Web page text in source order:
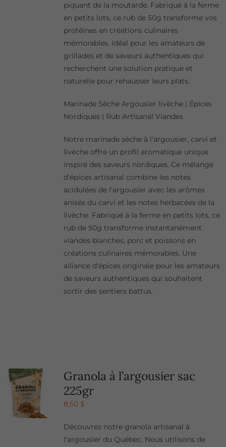
piquant de la moutarde. Fabriqué à la ferme
en petits lots, ce rub de 50g transforme vos
protéines en créations culinaires
mémorables. Idéal pour les amateurs de
grillades et de saveurs authentiques qui
recherchent une solution pratique et
naturelle pour rehausser leurs plats.
Marinade Sèche Argousier livèche | Épices
Nordiques | Rub Artisanal Viandes
Notre marinade sèche à l'argousier, carvi et
livèche offre un profil aromatique unique
inspiré des saveurs nordiques. Ce mélange
d'épices artisanal combine les notes
acidulées de l'argousier avec les arômes
anisés du carvi et les notes herbacées de la
livèche. Fabriqué à la ferme en petits lots, ce
rub de 50g transforme instantanément
viandes blanches, porc et poissons en
créations culinaires mémorables. Une
alliance d'épices originale pour les amateurs
de saveurs authentiques qui souhaitent
sortir des sentiers battus.
Granola à l’argousier sac
225gr
8,50 $
Découvrez notre granola artisanal à
l'argousier du Québec. Nous utilisons de